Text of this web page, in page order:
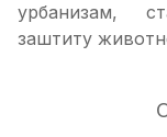
урбанизам,
заштиту